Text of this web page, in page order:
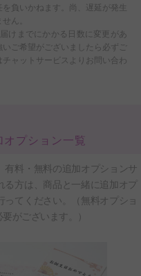
負いかねます。尚、遅延が発生
ん。
けまでにかかる日数に変更があ
ご希望がございましたら必ずご
ャットサービスよりお問い合わ
オプション一覧
有料・無料の追加オプションサ
方は、商品と一緒に追加オプ
てください。（無料オプショ
がございます。）